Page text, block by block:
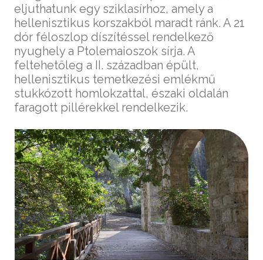
eljuthatunk egy sziklasírhoz, amely a
hellenisztikus korszakból maradt ránk. A 21
dór féloszlop díszítéssel rendelkező
nyughely a Ptolemaioszok sírja. A
feltehetőleg a II. században épült,
hellenisztikus temetkezési emlékmű
stukkózott homlokzattal, északi oldalán
faragott pillérekkel rendelkezik.